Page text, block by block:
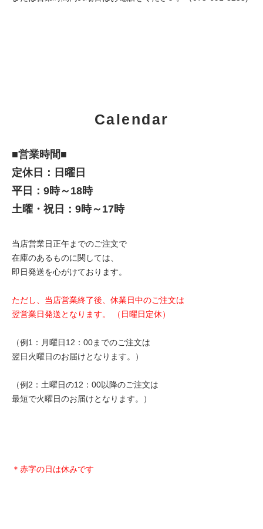
Calendar
■営業時間■
定休日：日曜日
平日：9時～18時
土曜・祝日：9時～17時
当店営業日正午までのご注文で
在庫のあるものに関しては、
即日発送を心がけております。
ただし、当店営業終了後、休業日中のご注文は
翌営業日発送となります。 （日曜日定休）
（例1：月曜日12：00までのご注文は
翌日火曜日のお届けとなります。）
（例2：土曜日の12：00以降のご注文は
最短で火曜日のお届けとなります。）
＊赤字の日は休みです